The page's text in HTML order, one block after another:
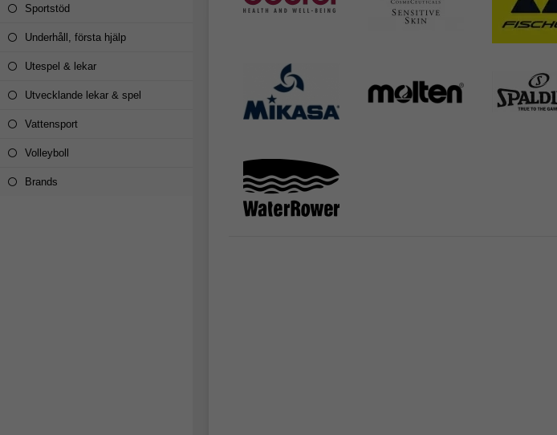
Sportstöd
Underhåll, första hjälp
Utespel & lekar
Utvecklande lekar & spel
Vattensport
Volleyboll
Brands